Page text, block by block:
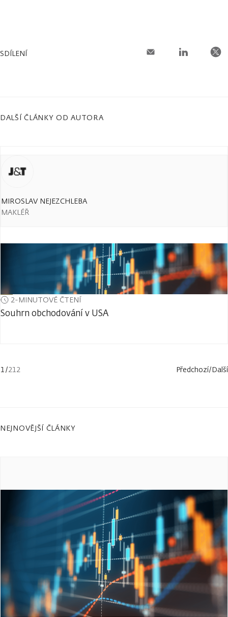
SDÍLENÍ
DALŠÍ ČLÁNKY OD AUTORA
MIROSLAV NEJEZCHLEBA
MAKLÉŘ
2-MINUTOVÉ ČTENÍ
Souhrn obchodování v USA
1/212 Předchozí/Další
NEJNOVĚJŠÍ ČLÁNKY